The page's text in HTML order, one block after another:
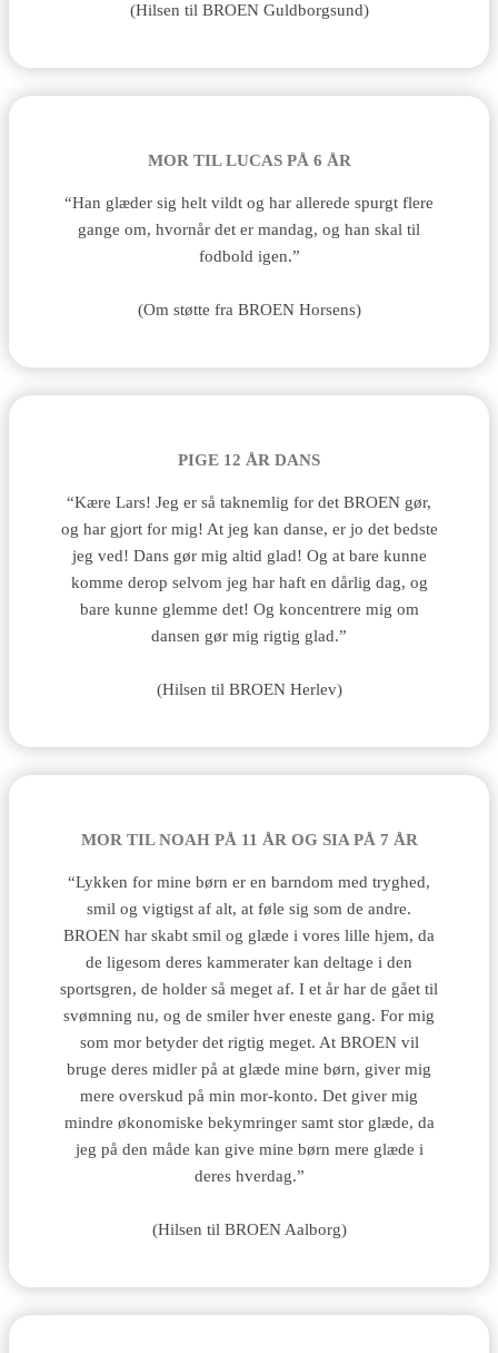
(Hilsen til BROEN Guldborgsund)
MOR TIL LUCAS PÅ 6 ÅR
“Han glæder sig helt vildt og har allerede spurgt flere
gange om, hvornår det er mandag, og han skal til
fodbold igen.”
(Om støtte fra BROEN Horsens)
PIGE 12 ÅR DANS
“Kære Lars! Jeg er så taknemlig for det BROEN gør,
og har gjort for mig! At jeg kan danse, er jo det bedste
jeg ved! Dans gør mig altid glad! Og at bare kunne
komme derop selvom jeg har haft en dårlig dag, og
bare kunne glemme det! Og koncentrere mig om
dansen gør mig rigtig glad.”
(Hilsen til BROEN Herlev)
MOR TIL NOAH PÅ 11 ÅR OG SIA PÅ 7 ÅR
“Lykken for mine børn er en barndom med tryghed,
smil og vigtigst af alt, at føle sig som de andre.
BROEN har skabt smil og glæde i vores lille hjem, da
de ligesom deres kammerater kan deltage i den
sportsgren, de holder så meget af. I et år har de gået til
svømning nu, og de smiler hver eneste gang. For mig
som mor betyder det rigtig meget. At BROEN vil
bruge deres midler på at glæde mine børn, giver mig
mere overskud på min mor-konto. Det giver mig
mindre økonomiske bekymringer samt stor glæde, da
jeg på den måde kan give mine børn mere glæde i
deres hverdag.”
(Hilsen til BROEN Aalborg)